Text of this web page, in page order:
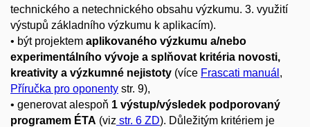
technického a netechnického obsahu výzkumu. 3. využití
výstupů základního výzkumu k aplikacím).
• být projektem aplikovaného výzkumu a/nebo
experimentálního vývoje a splňovat kritéria novosti,
kreativity a výzkumné nejistoty (více Frascati manuál ,
Příručka pro oponenty str. 9),
• generovat alespoň 1 výstup/výsledek podporovaný
programem ÉTA (viz str. 6 ZD). Důležitým kritériem je